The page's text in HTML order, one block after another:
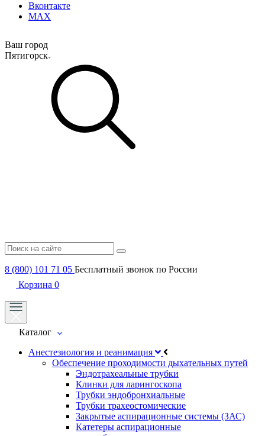
Вконтакте
MAX
Ваш город
Пятигорск
8 (800) 101 71 05 Бесплатный звонок по России
Корзина 0
Каталог
Анестезиология и реанимация
Обеспечение проходимости дыхательных путей
Эндотрахеальные трубки
Клинки для ларингоскопа
Трубки эндобронхиальные
Трубки трахеостомические
Закрытые аспирационные системы (ЗАС)
Катетеры аспирационные